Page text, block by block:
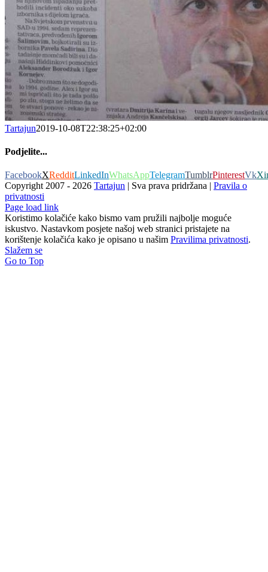
Tartajun2019-10-08T22:38:25+02:00
Podjelite...
FacebookXRedditLinkedInWhatsAppTelegramTumblrPinterestVk
Copyright 2007 - 2026 Tartajun | Sva prava pridržana | Pravila o
privatnosti
Page load link
Koristimo kolačiće kako bismo vam pružili najbolje moguće
iskustvo. Nastavkom posjete našoj web stranici pristajete na
korištenje kolačića kako je opisano u našim Pravilima privatnosti.
Slažem se
Go to Top